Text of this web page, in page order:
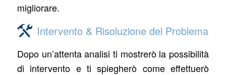
migliorare.
Intervento & Risoluzione del Problema
Dopo un’attenta analisi ti mostrerò la possibilità
di intervento e ti spiegherò come effettuerò